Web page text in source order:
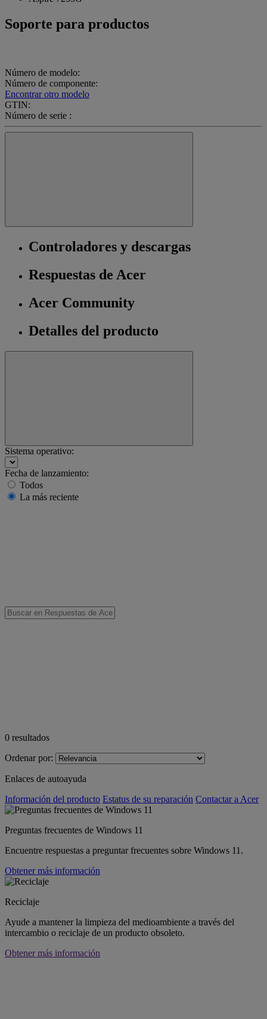
Soporte para productos
Número de modelo:
Número de componente:
Encontrar otro modelo
GTIN:
Número de serie :
Controladores y descargas
Respuestas de Acer
Acer Community
Detalles del producto
Sistema operativo:
Fecha de lanzamiento:
Todos
La más reciente
0 resultados
Ordenar por:
Enlaces de autoayuda
Información del producto Estatus de su reparación Contactar a Acer
Preguntas frecuentes de Windows 11
Encuentre respuestas a preguntar frecuentes sobre Windows 11.
Obtener más información
Reciclaje
Ayude a mantener la limpieza del medioambiente a través del
intercambio o reciclaje de un producto obsoleto.
Obtener más información